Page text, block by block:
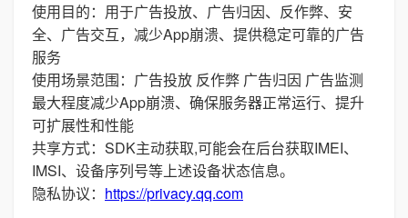
使用目的：用于广告投放、广告归因、反作弊、安
全、广告交互，减少App崩溃、提供稳定可靠的广告
服务
使用场景范围：广告投放 反作弊 广告归因 广告监测
最大程度减少App崩溃、确保服务器正常运行、提升
可扩展性和性能
共享方式：SDK主动获取,可能会在后台获取IMEI、
IMSI、设备序列号等上述设备状态信息。
隐私协议： https://privacy.qq.com